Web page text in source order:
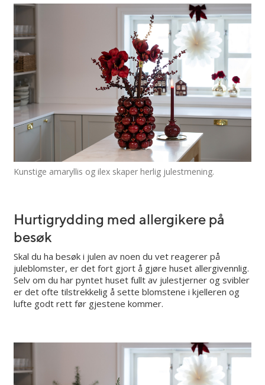
Kunstige amaryllis og ilex skaper herlig julestmening.
Hurtigrydding med allergikere på
besøk
Skal du ha besøk i julen av noen du vet reagerer på
juleblomster, er det fort gjort å gjøre huset allergivennlig.
Selv om du har pyntet huset fullt av julestjerner og svibler
er det ofte tilstrekkelig å sette blomstene i kjelleren og
lufte godt rett før gjestene kommer.